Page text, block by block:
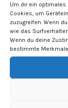
Um dir ein optimales
Cookies, um
zuzugreifen. Wenn
wie das
Wenn du deine
bestimmte
Tonalá
CDMX
Mexiko
06700
Keine